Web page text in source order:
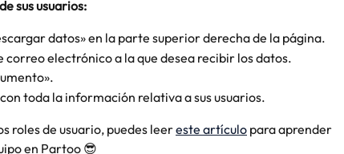
sus usuarios:
datos» en la parte superior derecha de la página.
correo electrónico a la que desea recibir los datos.
toda la información relativa a sus usuarios.
roles de usuario, puedes leer este artículo para aprender
en Partoo 😎